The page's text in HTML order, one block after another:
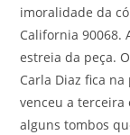
imoralidade da
California 90068.
estreia da peça.
Carla Diaz fica na
venceu a terceira
alguns tombos